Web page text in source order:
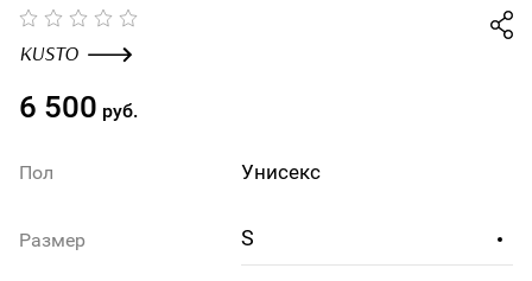
KUSTO
6 500 руб.
Пол Унисекс
Размер S